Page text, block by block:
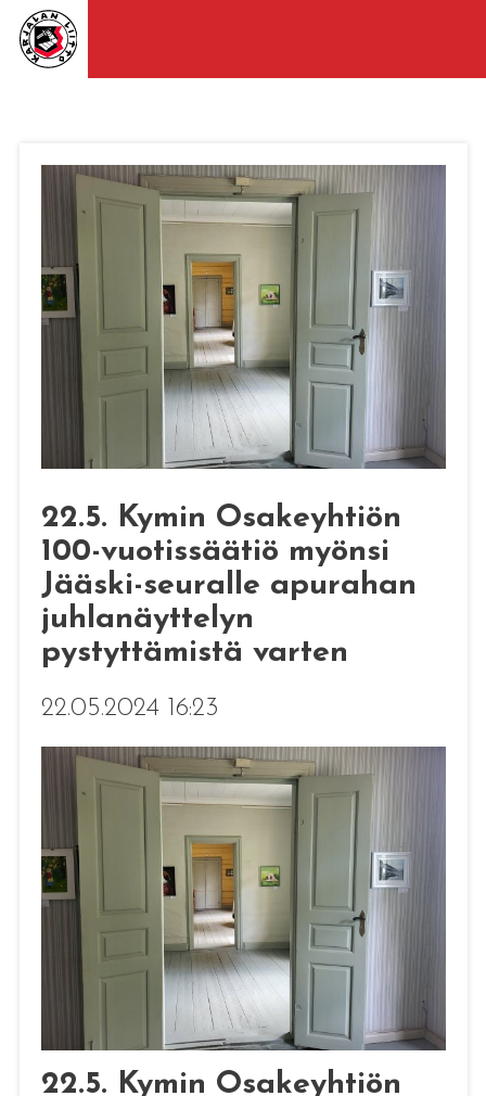
22.5. Kymin Osakeyhtiön
100-vuotissäätiö myönsi
Jääski-seuralle apurahan
juhlanäyttelyn
pystyttämistä varten
22.05.2024 16:23
22.5. Kymin Osakeyhtiön